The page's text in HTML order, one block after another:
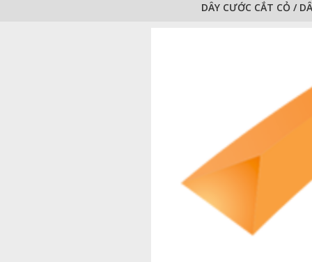
DÂY CƯỚC CẮT CỎ /